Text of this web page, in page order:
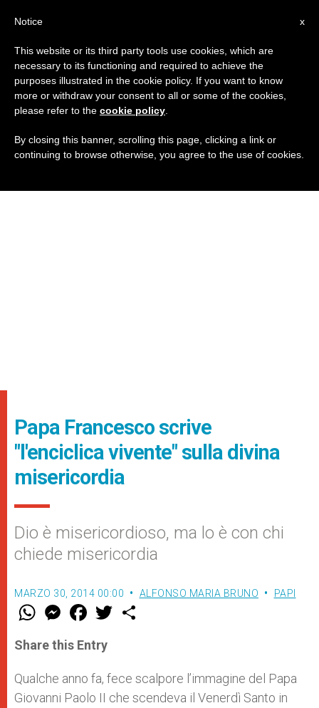
Papa Francesco scrive
"l'enciclica vivente" sulla divina
misericordia
Dio è misericordioso, ma lo è con chi
chiede misericordia
MARZO 30, 2014 00:00 ALFONSO MARIA BRUNO PAPI
W
t
s
p
p
M
e
s
e
g
e
r
F
a
e
b
o
k
w
r
Share this Entry
Qualche anno fa, fece scalpore l’immagine del Papa
Giovanni Paolo II che scendeva il Venerdì Santo in
x
Notice
This website or its third party tools use cookies, which are
necessary to its functioning and required to achieve the
purposes illustrated in the cookie policy. If you want to know
more or withdraw your consent to all or some of the cookies,
please refer to the cookie policy
By closing this banner, scrolling this page, clicking a link or
continuing to browse otherwise, you agree to the use of cookies.